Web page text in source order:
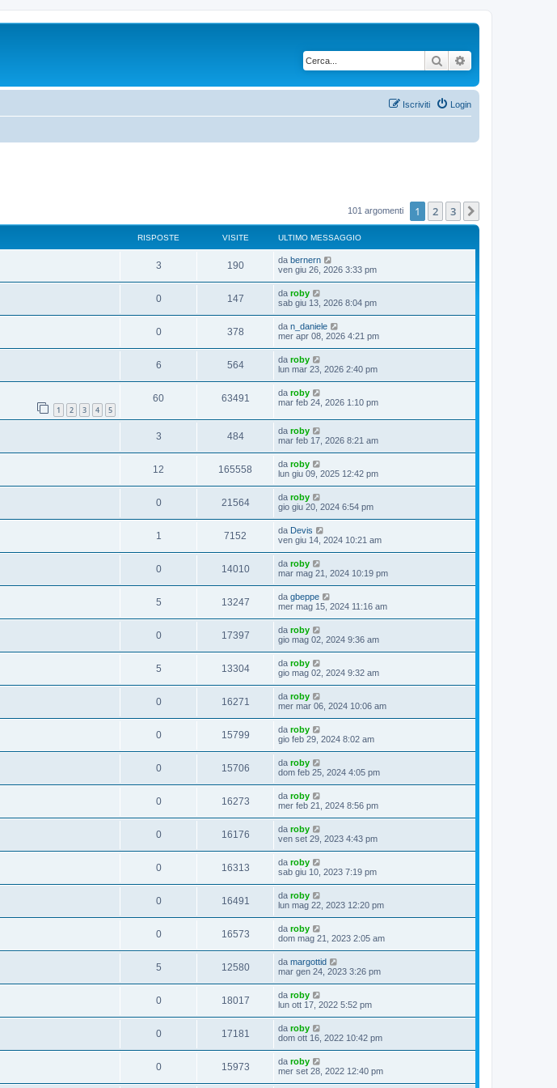
Cerca
Login
Iscriviti
101 argomenti 1 2 3
RISPOSTE VISITE ULTIMO MESSAGGIO
3 190 da bernern
ven giu 26, 2026 3:33 pm
0 147 da roby
sab giu 13, 2026 8:04 pm
0 378 da n_daniele
mer apr 08, 2026 4:21 pm
6 564 da roby
lun mar 23, 2026 2:40 pm
1 2 3 4 5
60 63491 da roby
mar feb 24, 2026 1:10 pm
3 484 da roby
mar feb 17, 2026 8:21 am
12 165558 da roby
lun giu 09, 2025 12:42 pm
0 21564 da roby
gio giu 20, 2024 6:54 pm
1 7152 da Devis
ven giu 14, 2024 10:21 am
0 14010 da roby
mar mag 21, 2024 10:19 pm
5 13247 da gbeppe
mer mag 15, 2024 11:16 am
0 17397 da roby
gio mag 02, 2024 9:36 am
5 13304 da roby
gio mag 02, 2024 9:32 am
0 16271 da roby
mer mar 06, 2024 10:06 am
0 15799 da roby
gio feb 29, 2024 8:02 am
0 15706 da roby
dom feb 25, 2024 4:05 pm
0 16273 da roby
mer feb 21, 2024 8:56 pm
0 16176 da roby
ven set 29, 2023 4:43 pm
0 16313 da roby
sab giu 10, 2023 7:19 pm
0 16491 da roby
lun mag 22, 2023 12:20 pm
0 16573 da roby
dom mag 21, 2023 2:05 am
5 12580 da margottid
mar gen 24, 2023 3:26 pm
0 18017 da roby
lun ott 17, 2022 5:52 pm
0 17181 da roby
dom ott 16, 2022 10:42 pm
0 15973 da roby
mer set 28, 2022 12:40 pm